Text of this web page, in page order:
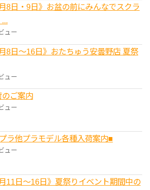
8日・9日》お盆の前にみんなでスクラ
ュー
8日～16日》おたちゅう安曇野店 夏祭
ュー
のご案内
ュー
ラ他プラモデル各種入荷案内■
ュー
11日～16日》夏祭りイベント期間中の